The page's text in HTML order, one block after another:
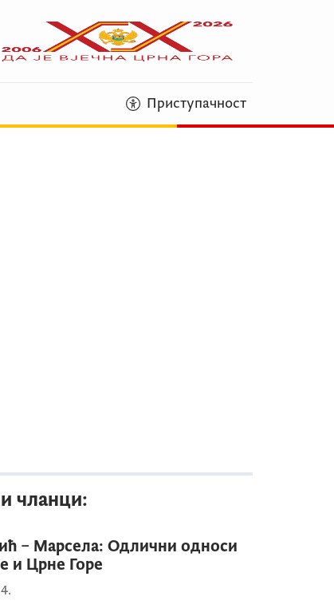
Приступачност
чланци:
– Марсела: Одлични односи
и Црне Горе